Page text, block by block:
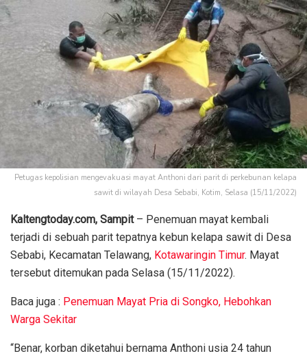
Petugas kepolisian mengevakuasi mayat Anthoni dari parit di perkebunan kelapa
sawit di wilayah Desa Sebabi, Kotim, Selasa (15/11/2022)
Kaltengtoday.com, Sampit– Penemuan mayat kembali
terjadi di sebuah parit tepatnya kebun kelapa sawit di Desa
Sebabi, Kecamatan Telawang, Kotawaringin Timur. Mayat
tersebut ditemukan pada Selasa (15/11/2022).
Baca juga : Penemuan Mayat Pria di Songko, Hebohkan
Warga Sekitar
“Benar, korban diketahui bernama Anthoni usia 24 tahun